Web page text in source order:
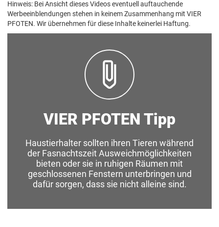
Hinweis: Bei Ansicht dieses Videos eventuell auftauchende
Werbeeinblendungen stehen in keinem Zusammenhang mit VIER
PFOTEN. Wir übernehmen für diese Inhalte keinerlei Haftung.
VIER PFOTEN Tipp
Haustierhalter sollten ihren Tieren während
der Fasnachtszeit Ausweichmöglichkeiten
bieten oder sie in ruhigen Räumen mit
geschlossenen Fenstern unterbringen und
dafür sorgen, dass sie nicht alleine sind.